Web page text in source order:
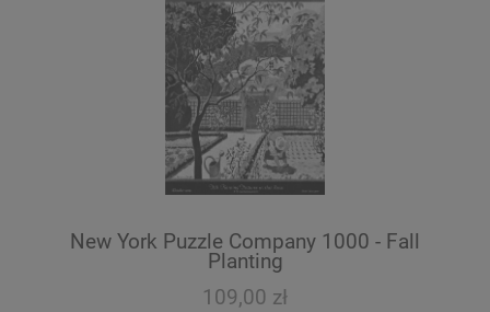
New York Puzzle Company 1000 - Fall
Planting
109,00 zł